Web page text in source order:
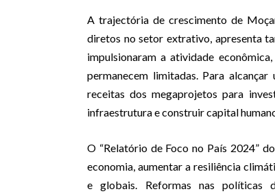
A trajectória de crescimento de
diretos no setor extrativo, apresenta
impulsionaram a atividade
permanecem limitadas. Para
receitas dos megaprojetos para
infraestrutura e construir capital
O “Relatório de Foco no País 2024”
economia, aumentar a resiliência
e globais. Reformas nas políticas